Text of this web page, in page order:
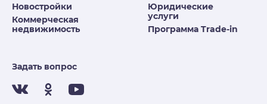
Новостройки
Коммерческая
недвижимость
Юридические
услуги
Программа Trade-in
Задать вопрос